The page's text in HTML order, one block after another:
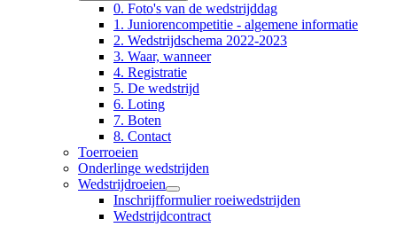
0. Foto's van de wedstrijddag
1. Juniorencompetitie - algemene informatie
2. Wedstrijdschema 2022-2023
3. Waar, wanneer
4. Registratie
5. De wedstrijd
6. Loting
7. Boten
8. Contact
Toerroeien
Onderlinge wedstrijden
Wedstrijdroeien
Inschrijfformulier roeiwedstrijden
Wedstrijdcontract